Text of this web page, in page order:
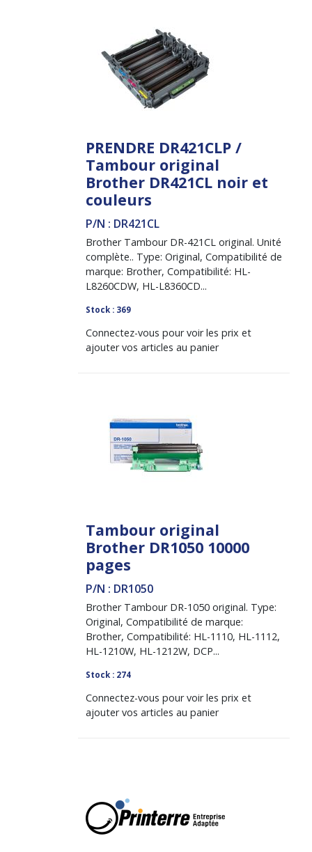
PRENDRE DR421CLP /
Tambour original
Brother DR421CL noir et
couleurs
P/N : DR421CL
Brother Tambour DR-421CL original. Unité
complète.. Type: Original, Compatibilité de
marque: Brother, Compatibilité: HL-
L8260CDW, HL-L8360CD...
Stock : 369
Connectez-vous pour voir les prix et
ajouter vos articles au panier
Tambour original
Brother DR1050 10000
pages
P/N : DR1050
Brother Tambour DR-1050 original. Type:
Original, Compatibilité de marque:
Brother, Compatibilité: HL-1110, HL-1112,
HL-1210W, HL-1212W, DCP...
Stock : 274
Connectez-vous pour voir les prix et
ajouter vos articles au panier